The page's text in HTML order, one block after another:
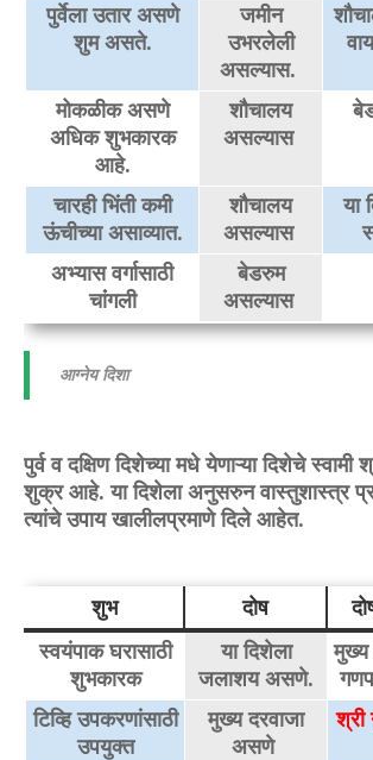
पुर्वेला उतार असणे
शुम असते.
जमीन
उभरलेली
असल्यास.
मोकळीक असणे
अधिक शुभकारक
आहे.
शौचालय
असल्यास
चारही भिंती कमी
ऊंचीच्या असाव्यात.
शौचालय
असल्यास
या
अभ्यास वर्गासाठी
चांंगली
बेडरुम
असल्यास
आग्नेय दिशा
पुर्व व दक्षिण दिशेच्या मधे येणाऱ्या दिशेचे स्वामी
शुक्र आहे. या दिशेला अनुसरुन वास्तुशास्त्र
त्यांचे उपाय खालीलप्रमाणे दिले आहेत.
शुभ दोष
स्वयंपाक घरासाठी
शुभकारक
या दिशेला
जलाशय असणे.
मुख्य
टिव्हि उपकरणांसाठी
उपयुक्त
मुख्य दरवाजा
असणे
श्री